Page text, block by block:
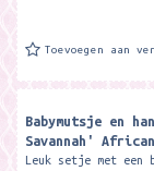
Toevoegen aan
Babymutsje en
Savannah'
Leuk setje met een